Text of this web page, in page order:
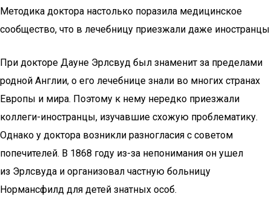
Методика доктора настолько поразила медицинское
сообщество, что в лечебницу приезжали даже иностранцы
При докторе Дауне Эрлсвуд был знаменит за пределами
родной Англии, о его лечебнице знали во многих странах
Европы и мира. Поэтому к нему нередко приезжали
коллеги-иностранцы, изучавшие схожую проблематику.
Однако у доктора возникли разногласия с советом
попечителей. В 1868 году из-за непонимания он ушел
из Эрлсвуда и организовал частную больницу
Нормансфилд для детей знатных особ.